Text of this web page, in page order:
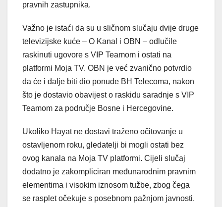
pravnih zastupnika.
Važno je istaći da su u sličnom slučaju dvije druge
televizijske kuće – O Kanal i OBN – odlučile
raskinuti ugovore s VIP Teamom i ostati na
platformi Moja TV. OBN je već zvanično potvrdio
da će i dalje biti dio ponude BH Telecoma, nakon
što je dostavio obavijest o raskidu saradnje s VIP
Teamom za područje Bosne i Hercegovine.
Ukoliko Hayat ne dostavi traženo očitovanje u
ostavljenom roku, gledatelji bi mogli ostati bez
ovog kanala na Moja TV platformi. Cijeli slučaj
dodatno je zakompliciran međunarodnim pravnim
elementima i visokim iznosom tužbe, zbog čega
se rasplet očekuje s posebnom pažnjom javnosti.